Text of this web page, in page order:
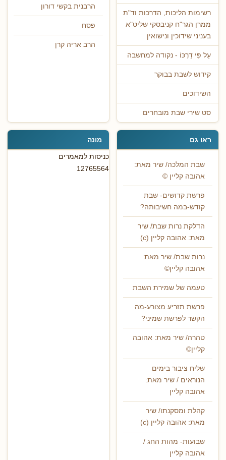
רשימות הליכות, הדרכות וד"ת
ממרן הגר"ח קניבסקי שליט"א
בעניני שידוכין ונישואין
עַל פִּי דַרְכּוֹ - נקודה למחשבה
קידוש לשבת בבוקר
השידוכים
סט שירי שבת מובחרים
הרבנית בקשי דורון
פסח
הרב אריה קרן
ראו גם
שבת המלכה/ שיר מאת:
אהובה קליין ©
פרשת קדושים- שבת
קודש-במה חשיבותה?
הדלקת נרות שבת/ שיר
מאת: אהובה קליין (c)
נרות שבת/ שיר מאת:
אהובה קליין©
טעמה של שמירת השבת
פרשת תזריע מצורע-מה
הקשר לפרשת שמיני?
טהרה/ שיר מאת: אהובה
קליין©
שליח ציבור בימים
הנוראים / שיר מאת:
אהובה קליין
קהלת ומסקנתו/ שיר
מאת: אהובה קליין (c)
שבועות- מהות החג /
אהובה קליין
מונה
כניסות למאמרים
12765564